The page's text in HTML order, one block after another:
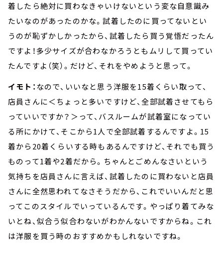
着したら絶対に買わなきゃいけないという変な自意識み
たいなのがあったのかな。試着したのに買ってないとい
うのが恥ずかしかったから、試着したら買う覚悟だったん
ですよ！多少サイズが合わなかろうともムリして買ってい
たんですよ（笑）。だけど、それをやめようと思って。
イモト： なので、いいなと思う洋服を15着くらい取って、
店員さんに＜ちょっと多いですけど、全部試着させてもら
っていいですか？＞って、バスルームが試着室になってい
る所にかけて、そこから1人で全部試着するんですよ。15
着から20着くらいする時もあるんですけど、それでも買う
ものって1着や2着だから。ちゃんとごめんなさいという
気持ちを店員さんに言えば、試着したのに買わないと店員
さんに全然思われてなさそうだから、これでいいんだと思
ってこのスタイルでいっているんです。やっぱり着てみな
いとね、似合う似合わないがわかんないですからね。これ
は洋服を買う時のおすすめかもしれないですね。